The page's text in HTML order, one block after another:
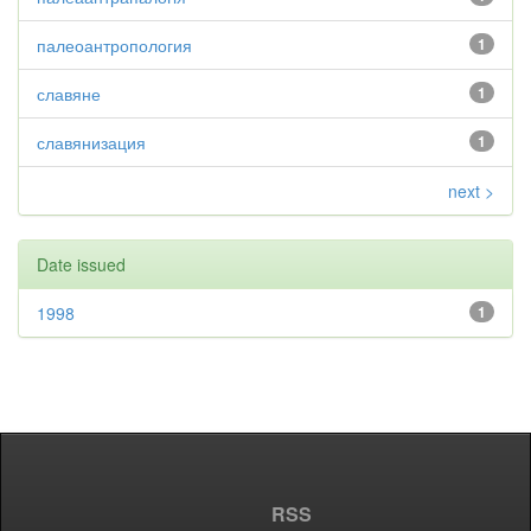
1
палеоантропология
1
славяне
1
славянизация
next >
Date issued
1
1998
RSS